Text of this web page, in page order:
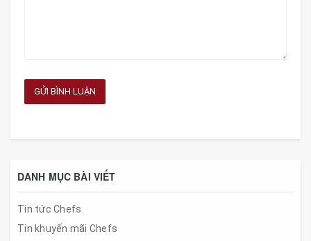
GỬI BÌNH LUẬN
DANH MỤC BÀI VIẾT
Tin tức Chefs
Tin khuyến mãi Chefs